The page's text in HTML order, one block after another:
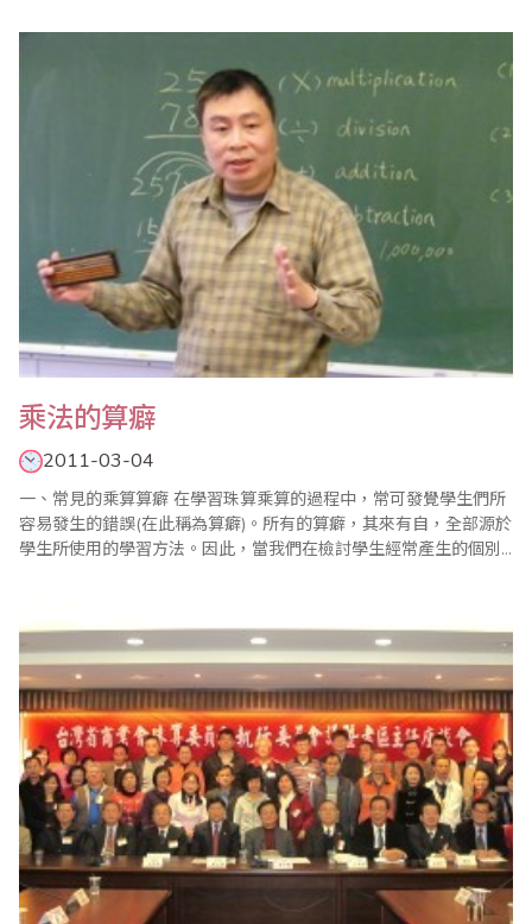
而言)，逐漸熟練後，愈有心得，便愈算愈容易是所謂先苦後甘。
(1) 置假商過大或過小。過大機率幾乎每個題目都會面臨，當學生做
乘法的算癖
2011-03-04
一、常見的乘算算癖 在學習珠算乘算的過程中，常可發覺學生們所
容易發生的錯誤(在此稱為算癖)。所有的算癖，其來有自，全部源於
學生所使用的學習方法。因此，當我們在檢討學生經常產生的個別
字較多位。此類算癖並非由於加減算的算癖而產生的答數誤差。比
如說..